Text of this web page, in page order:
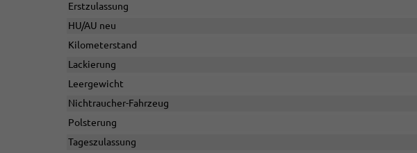
Erstzulassung
HU/AU neu
Kilometerstand
Lackierung
Leergewicht
Nichtraucher-Fahrzeug
Polsterung
Tageszulassung